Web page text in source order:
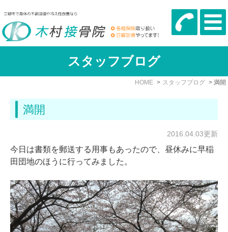
スタッフブログ
HOME スタッフブログ 満開
満開
2016.04.03更新
今日は書類を郵送する用事もあったので、昼休みに早稲
田団地のほうに行ってみました。